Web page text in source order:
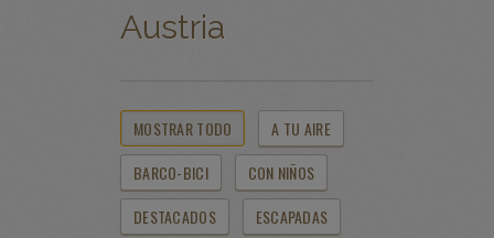
Austria
MOSTRAR TODO
A TU AIRE
BARCO-BICI
CON NIÑOS
DESTACADOS
ESCAPADAS